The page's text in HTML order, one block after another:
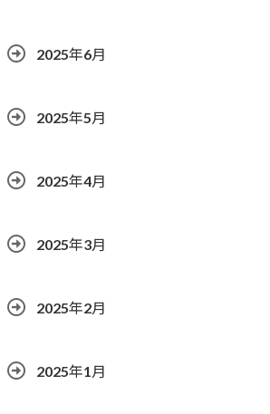
2025年6月
2025年5月
2025年4月
2025年3月
2025年2月
2025年1月